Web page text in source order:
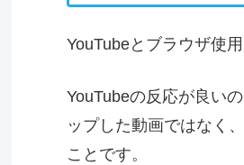
YouTubeとブラウザ使
YouTubeの反応が良い
ップした動画ではなく
ことです。